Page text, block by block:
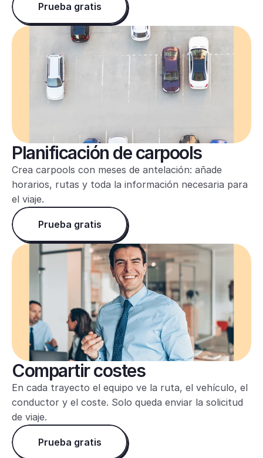
Prueba gratis
Planificación de carpools
Crea carpools con meses de antelación: añade
horarios, rutas y toda la información necesaria para
el viaje.
Prueba gratis
Compartir costes
En cada trayecto el equipo ve la ruta, el vehículo, el
conductor y el coste. Solo queda enviar la solicitud
de viaje.
Prueba gratis